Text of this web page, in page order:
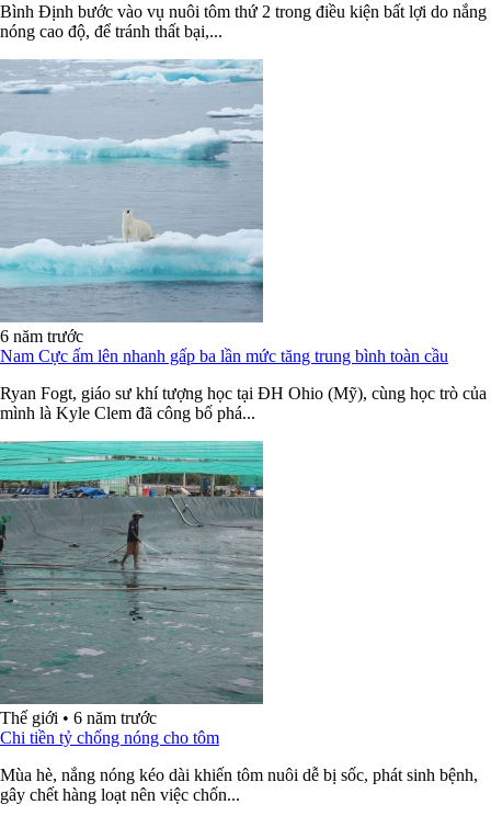
Bình Định bước vào vụ nuôi tôm thứ 2 trong điều kiện bất lợi do nắng
nóng cao độ, để tránh thất bại,...
6 năm trước
Nam Cực ấm lên nhanh gấp ba lần mức tăng trung bình toàn cầu
Ryan Fogt, giáo sư khí tượng học tại ĐH Ohio (Mỹ), cùng học trò của
mình là Kyle Clem đã công bố phá...
Thế giới • 6 năm trước
Chi tiền tỷ chống nóng cho tôm
Mùa hè, nắng nóng kéo dài khiến tôm nuôi dễ bị sốc, phát sinh bệnh,
gây chết hàng loạt nên việc chốn...